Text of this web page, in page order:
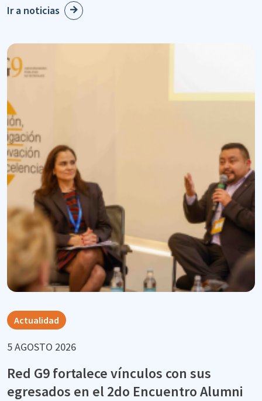
Ir a noticias
Actualidad
5 AGOSTO 2026
Red G9 fortalece vínculos con sus
egresados en el 2do Encuentro Alumni